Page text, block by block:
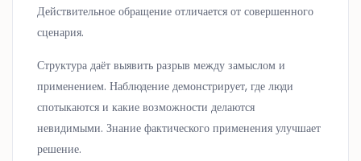
Действительное обращение отличается от совершенного
сценария.
Структура даёт выявить разрыв между замыслом и
применением. Наблюдение демонстрирует, где люди
спотыкаются и какие возможности делаются
невидимыми. Знание фактического применения улучшает
решение.